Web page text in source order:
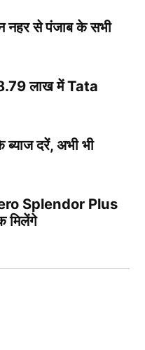
नहर से पंजाब के सभी
लाख में Tata
दरें, अभी भी
Splendor Plus
मिलेंगे